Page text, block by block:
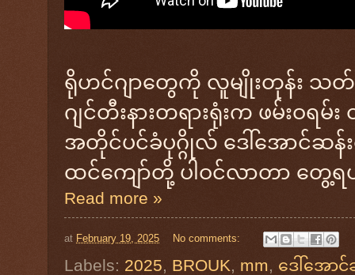
ရိုဟင်ဂျာတွေကို လူမျိုးတုန်း
ဂျင်တီးနားတရားရုံးက ဖမ်းဝရ
အတိုင်ပင်ခံပုဂ္ဂိုလ် ဒေါ်အောင်ဆန်
ထင်ကျော်တို့ ပါဝင်လာတာ တွေ့ရ
Read more »
at February 19, 2025 No comments:
Labels: 2025, BROUK, mm, ဒေါ်အော